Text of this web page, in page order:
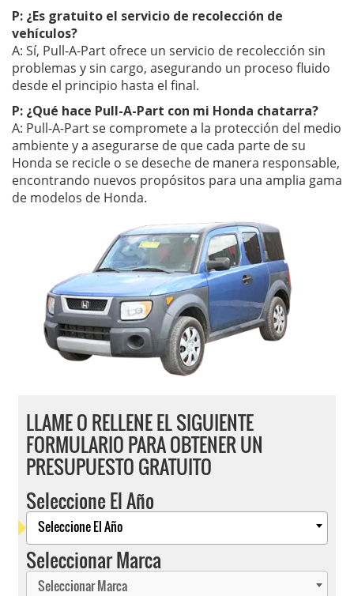
P: ¿Es gratuito el servicio de recolección de
vehículos?
A: Sí, Pull-A-Part ofrece un servicio de recolección sin
problemas y sin cargo, asegurando un proceso fluido
desde el principio hasta el final.
P: ¿Qué hace Pull-A-Part con mi Honda chatarra?
A: Pull-A-Part se compromete a la protección del medio
ambiente y a asegurarse de que cada parte de su
Honda se recicle o se deseche de manera responsable,
encontrando nuevos propósitos para una amplia gama
de modelos de Honda.
LLAME O RELLENE EL SIGUIENTE
FORMULARIO PARA OBTENER UN
PRESUPUESTO GRATUITO
Seleccione El Año
Seleccione El Año
Seleccionar Marca
Seleccionar Marca